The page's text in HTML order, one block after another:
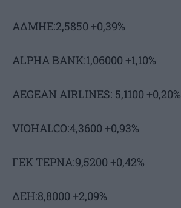
ΑΔΜΗΕ:2,5850 +0,39%
ALPHA BANK:1,06000 +1,10%
AEGEAN AIRLINES: 5,1100 +0,20%
VIOHALCO:4,3600 +0,93%
ΓΕΚ ΤΕΡΝΑ:9,5200 +0,42%
ΔΕΗ:8,8000 +2,09%